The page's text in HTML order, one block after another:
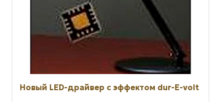
Новый LED-драйвер с эффектом dur-E-volt